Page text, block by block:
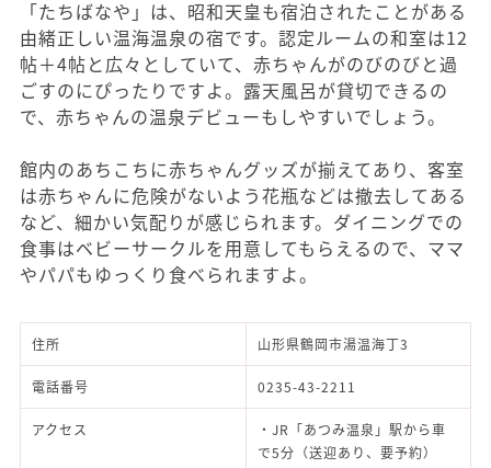
「たちばなや」は、昭和天皇も宿泊されたことがある
由緒正しい温海温泉の宿です。認定ルームの和室は12
帖＋4帖と広々としていて、赤ちゃんがのびのびと過
ごすのにぴったりですよ。露天風呂が貸切できるの
で、赤ちゃんの温泉デビューもしやすいでしょう。
館内のあちこちに赤ちゃんグッズが揃えてあり、客室
は赤ちゃんに危険がないよう花瓶などは撤去してある
など、細かい気配りが感じられます。ダイニングでの
食事はベビーサークルを用意してもらえるので、ママ
やパパもゆっくり食べられますよ。
住所 山形県鶴岡市湯温海丁3
電話番号 0235-43-2211
アクセス
・JR「あつみ温泉」駅から車
で5分（送迎あり、要予約）